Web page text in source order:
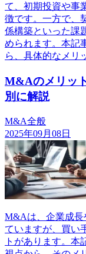
て、初期投資や事
徴です。一方で、
係構築といった課
められます。本記
ら、具体的なメリ
M&Aのメリッ
別に解説
M&A全般
2025年09月08日
M&Aは、企業成長
ていますが、買い
トがあります。